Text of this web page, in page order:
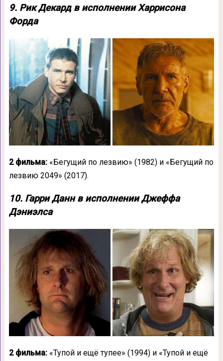
9. Рик Декард в исполнении Харрисона
Форда
2 фильма:«Бегущий по лезвию» (1982) и «Бегущий по
лезвию 2049» (2017).
10. Гарри Данн в исполнении Джеффа
Дэниэлса
2 фильма: «Тупой и ещё тупее» (1994) и «Тупой и ещё